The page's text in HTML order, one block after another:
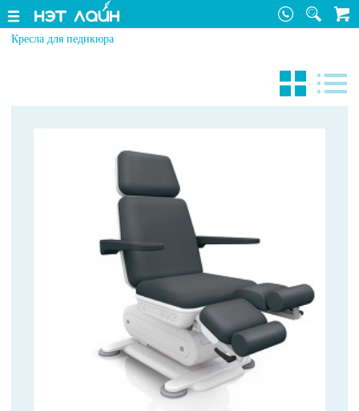
Кресла для педикюра